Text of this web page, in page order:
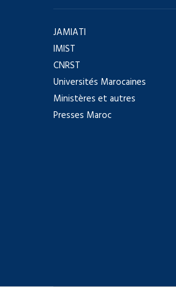
JAMIATI
IMIST
CNRST
Universités Marocaines
Ministères et autres
Presses Maroc